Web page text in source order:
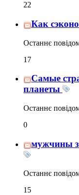
22
Как
Останнє
17
Самые
планеты
Останнє
0
мужчины
Останнє
15